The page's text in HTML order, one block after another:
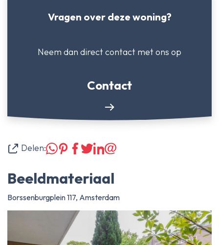
Vragen over deze woning?
Neem dan direct contact met ons op
Contact
Delen:
Beeldmateriaal
Borssenburgplein 117, Amsterdam